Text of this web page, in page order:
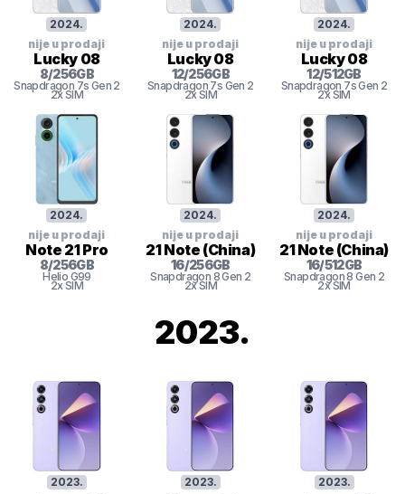
2024.
nije u prodaji
Lucky 08
8/256GB
Snapdragon 7s Gen 2
2x SIM
2024.
nije u prodaji
Lucky 08
12/256GB
Snapdragon 7s Gen 2
2x SIM
2024.
nije u prodaji
Lucky 08
12/512GB
Snapdragon 7s Gen 2
2x SIM
2024.
nije u prodaji
Note 21 Pro
8/256GB
Helio G99
2x SIM
2024.
nije u prodaji
21 Note (China)
16/256GB
Snapdragon 8 Gen 2
2x SIM
2024.
nije u prodaji
21 Note (China)
16/512GB
Snapdragon 8 Gen 2
2x SIM
2023.
2023.
2023.
2023.